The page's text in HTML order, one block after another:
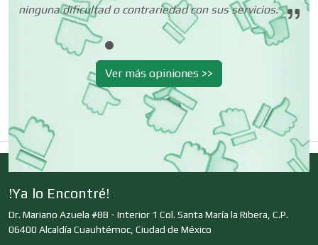
Cromadoras
Decoración de Interiores
Deportes
ninguna dificultad o contrariedad con sus servicios.
Ver más opiniones >>
!Ya lo Encontré!
Dr. Mariano Azuela #8B - Interior 1 Col. Santa María la Ribera, C.P.
06400 Alcaldía Cuauhtémoc, Ciudad de México